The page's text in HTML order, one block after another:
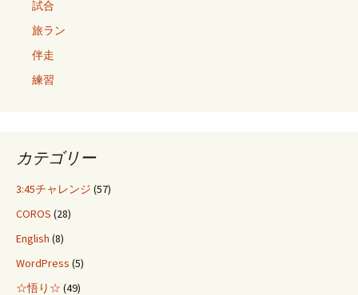
試合
旅ラン
伴走
練習
カテゴリー
3:45チャレンジ (57)
COROS (28)
English (8)
WordPress (5)
☆悟り☆ (49)